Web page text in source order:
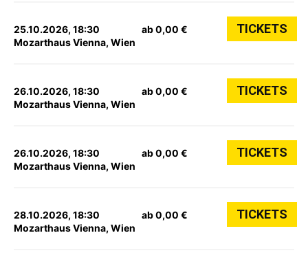
25.10.2026, 18:30
Mozarthaus Vienna, Wien
ab 0,00 € TICKETS
26.10.2026, 18:30
Mozarthaus Vienna, Wien
ab 0,00 € TICKETS
26.10.2026, 18:30
Mozarthaus Vienna, Wien
ab 0,00 € TICKETS
28.10.2026, 18:30
Mozarthaus Vienna, Wien
ab 0,00 € TICKETS